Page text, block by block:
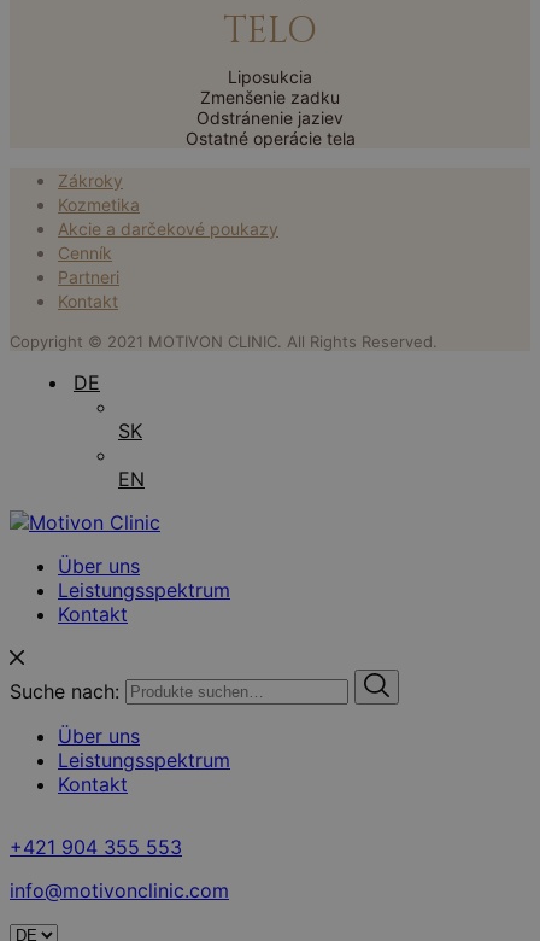
TELO
Liposukcia
Zmenšenie zadku
Odstránenie jaziev
Ostatné operácie tela
Zákroky
Kozmetika
Akcie a darčekové poukazy
Cenník
Partneri
Kontakt
Copyright © 2021 MOTIVON CLINIC. All Rights Reserved.
DE
SK
EN
Über uns
Leistungsspektrum
Kontakt
Suche nach:
Über uns
Leistungsspektrum
Kontakt
+421 904 355 553
info@motivonclinic.com